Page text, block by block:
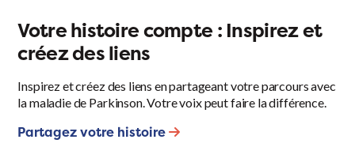
Votre histoire compte : Inspirez et
créez des liens
Inspirez et créez des liens en partageant votre parcours avec
la maladie de Parkinson. Votre voix peut faire la différence.
Partagez votre histoire